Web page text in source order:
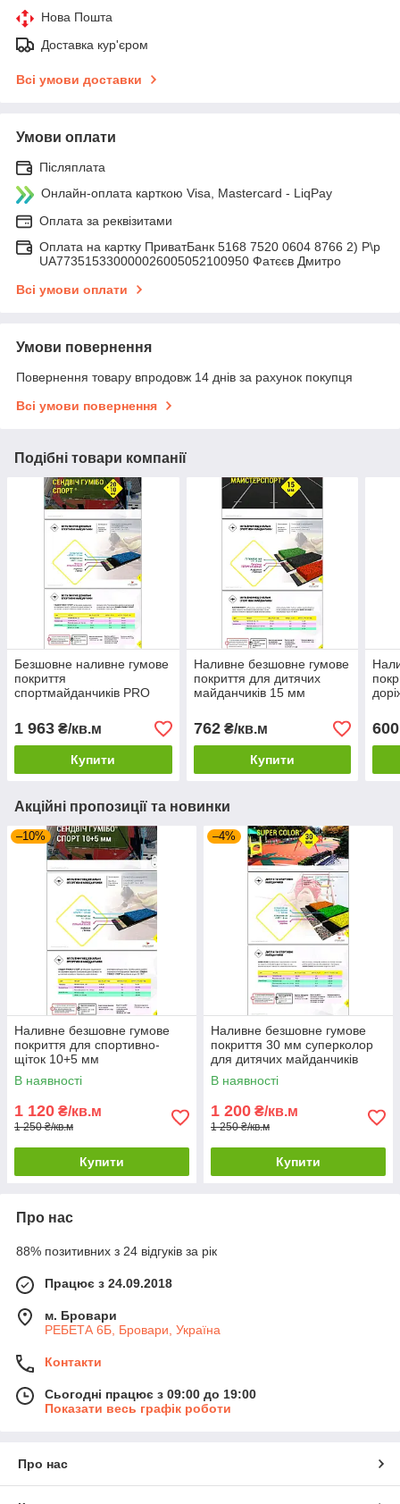
Нова Пошта
Доставка кур'єром
Всі умови доставки
Умови оплати
Післяплата
Онлайн-оплата карткою Visa, Mastercard - LiqPay
Оплата за реквізитами
Оплата на картку ПриватБанк 5168 7520 0604 8766 2) Р\р
UA773515330000026005052100950 Фатєєв Дмитро
Всі умови оплати
Умови повернення
Повернення товару впродовж 14 днів за рахунок покупця
Всі умови повернення
Подібні товари компанії
Безшовне наливне гумове
покриття
спортмайданчиків PRO
1 963 ₴/кв.м
Купити
Наливне безшовне гумове
покриття для дитячих
майданчиків 15 мм
762₴/кв.м
Купити
600
Акційні пропозиції та новинки
–10%
Наливне безшовне гумове
покриття для спортивно-
щіток 10+5 мм
В наявності
1 120 ₴/кв.м
1 250 ₴/кв.м
Купити
–4%
Наливне безшовне гумове
покриття 30 мм суперколор
для дитячих майданчиків
В наявності
1 200 ₴/кв.м
1 250 ₴/кв.м
Купити
Про нас
88% позитивних з 24 відгуків за рік
Працює з 24.09.2018
м. Бровари
РЕБЕТА 6Б, Бровари, Україна
Контакти
Сьогодні працює з 09:00 до 19:00
Показати весь графік роботи
Про нас